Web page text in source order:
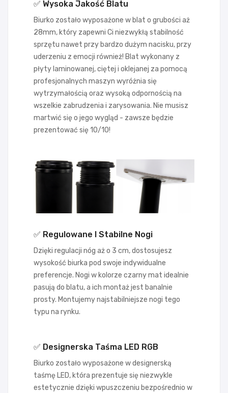
✅ Wysoka Jakość Blatu
Biurko zostało wyposażone w blat o grubości aż
28mm, który zapewni Ci niezwykłą stabilność
sprzętu nawet przy bardzo dużym nacisku, przy
uderzeniu z emocji również! Blat wykonany z
płyty laminowanej, ciętej i oklejanej za pomocą
profesjonalnych maszyn wyróżnia się
wytrzymałością oraz wysoką odpornością na
wszelkie zabrudzenia i zarysowania. Nie musisz
martwić się o jego wygląd - zawsze będzie
prezentować się 10/10!
✅ Regulowane I Stabilne Nogi
Dzięki regulacji nóg aż o 3 cm, dostosujesz
wysokość biurka pod swoje indywidualne
preferencje. Nogi w kolorze czarny mat idealnie
pasują do blatu, a ich montaż jest banalnie
prosty. Montujemy najstabilniejsze nogi tego
typu na rynku.
✅ Designerska Taśma LED RGB
Biurko zostało wyposażone w designerską
taśmę LED, która prezentuje się niezwykle
estetycznie dzięki wpuszczeniu bezpośrednio w